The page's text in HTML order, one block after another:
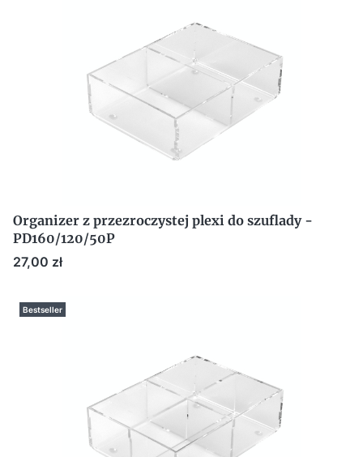
Organizer z przezroczystej plexi do szuflady -
PD160/120/50P
Cena
27,00 zł
Bestseller